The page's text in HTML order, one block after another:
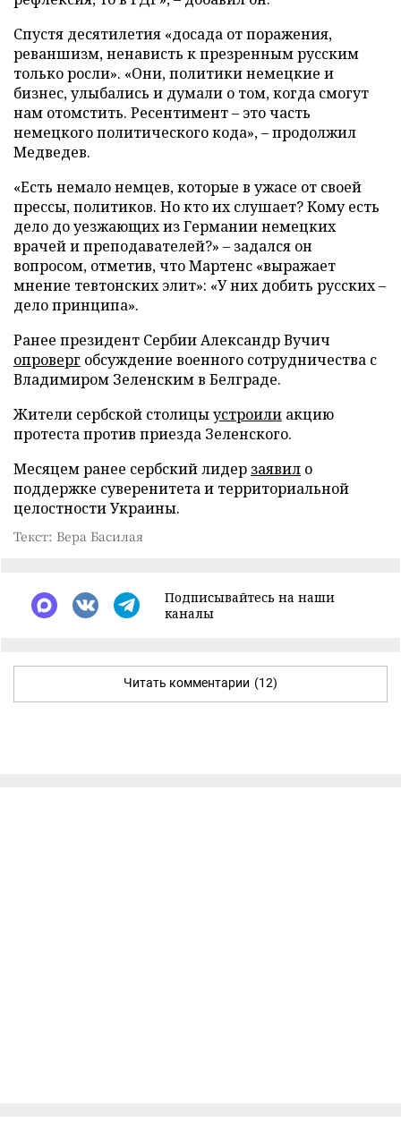
Спустя десятилетия «досада от поражения,
реваншизм, ненависть к презренным русским
только росли». «Они, политики немецкие и
бизнес, улыбались и думали о том, когда смогут
нам отомстить. Ресентимент – это часть
немецкого политического кода», – продолжил
Медведев.
«Есть немало немцев, которые в ужасе от своей
прессы, политиков. Но кто их слушает? Кому есть
дело до уезжающих из Германии немецких
врачей и преподавателей?» – задался он
вопросом, отметив, что Мартенс «выражает
мнение тевтонских элит»: «У них добить русских –
дело принципа».
Ранее президент Сербии Александр Вучич
опроверг обсуждение военного сотрудничества с
Владимиром Зеленским в Белграде.
Жители сербской столицыустроили акцию
протеста против приезда Зеленского.
Месяцем ранее сербский лидер заявил о
поддержке суверенитета и территориальной
целостности Украины.
Текст: Вера Басилая
Подписывайтесь на наши
каналы
Читать комментарии (12)